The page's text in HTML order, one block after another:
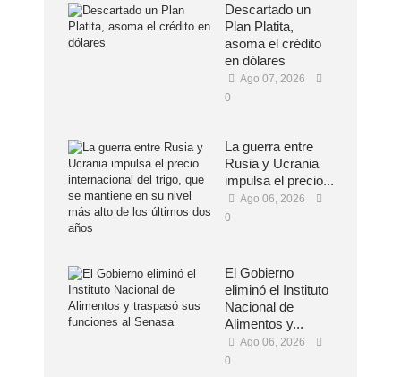
Descartado un
Plan Platita,
asoma el crédito
en dólares
Ago 07, 2026
0
La guerra entre
Rusia y Ucrania
impulsa el precio...
Ago 06, 2026
0
El Gobierno
eliminó el Instituto
Nacional de
Alimentos y...
Ago 06, 2026
0